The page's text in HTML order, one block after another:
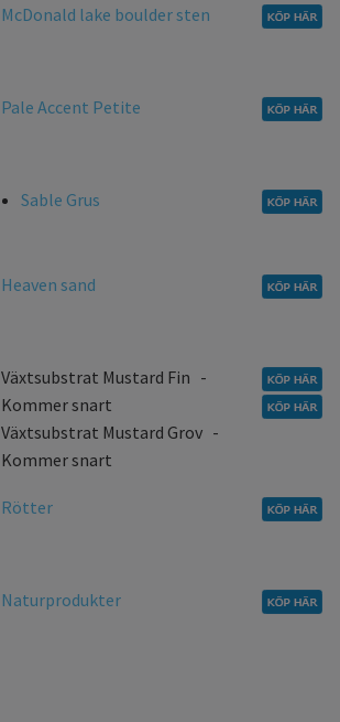
McDonald lake boulder sten
Pale Accent Petite
Sable Grus
Heaven sand
Växtsubstrat Mustard Fin -
Kommer snart
Växtsubstrat Mustard Grov -
Kommer snart
Rötter
Naturprodukter